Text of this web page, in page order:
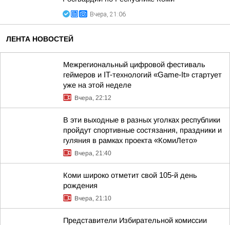
Вчера, 21:06
ЛЕНТА НОВОСТЕЙ
Межрегиональный цифровой фестиваль
геймеров и IT-технологий «Game-It» стартует
уже на этой неделе
Вчера, 22:12
В эти выходные в разных уголках республики
пройдут спортивные состязания, праздники и
гуляния в рамках проекта «КомиЛето»
Вчера, 21:40
Коми широко отметит свой 105-й день
рождения
Вчера, 21:10
Представители Избирательной комиссии